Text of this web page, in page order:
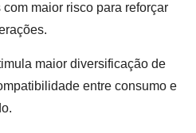
maior risco para reforçar
maior diversificação de
entre consumo e